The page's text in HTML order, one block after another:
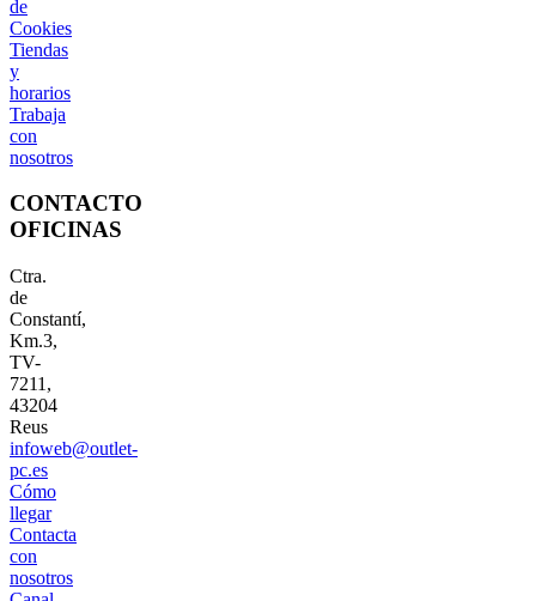
de
Cookies
Tiendas
y
horarios
Trabaja
con
nosotros
CONTACTO
OFICINAS
Ctra.
de
Constantí,
Km.3,
TV-
7211,
43204
Reus
infoweb@outlet-
pc.es
Cómo
llegar
Contacta
con
nosotros